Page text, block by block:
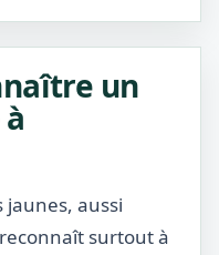
un
jaunes, aussi
surtout à